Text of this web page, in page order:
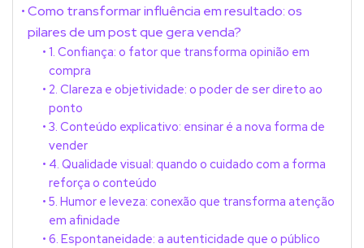
Como transformar influência em resultado: os
pilares de um post que gera venda?
1. Confiança: o fator que transforma opinião em
compra
2. Clareza e objetividade: o poder de ser direto ao
ponto
3. Conteúdo explicativo: ensinar é a nova forma de
vender
4. Qualidade visual: quando o cuidado com a forma
reforça o conteúdo
5. Humor e leveza: conexão que transforma atenção
em afinidade
6. Espontaneidade: a autenticidade que o público